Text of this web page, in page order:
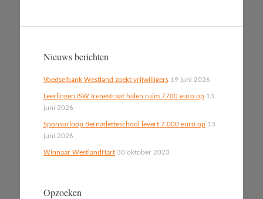
Nieuws berichten
Voedselbank Westland zoekt vrijwilligers 19 juni 2026
Leerlingen ISW Irenestraat halen ruim 7700 euro op 13
juni 2026
Sponsorloop Bernadetteschool levert 7.000 euro op 13
juni 2026
Winnaar WestlandHart 30 oktober 2023
Opzoeken